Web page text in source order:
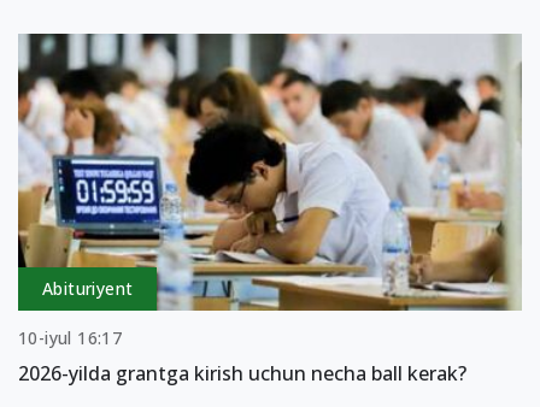
Abituriyent
10-iyul 16:17
2026-yilda grantga kirish uchun necha ball kerak?